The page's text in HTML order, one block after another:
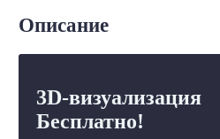
Описание
3D-визуализация
Бесплатно!